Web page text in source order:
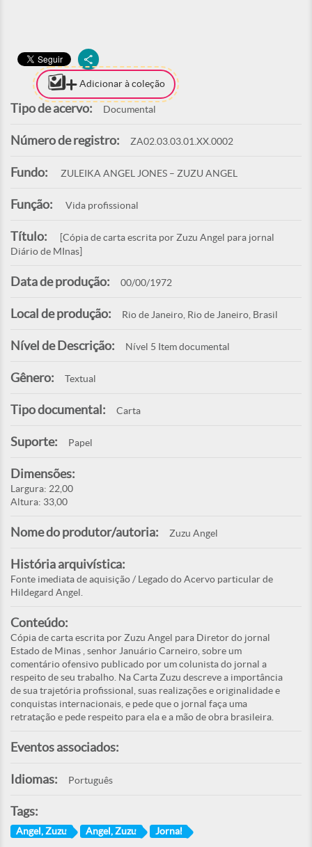
Adicionar à coleção
Tipo de acervo: Documental
Número de registro: ZA02.03.03.01.XX.0002
Fundo: ZULEIKA ANGEL JONES – ZUZU ANGEL
Função: Vida profissional
Título:
[Cópia de carta escrita por Zuzu Angel para jornal
Diário de MInas]
Data de produção: 00/00/1972
Local de produção: Rio de Janeiro, Rio de Janeiro, Brasil
Nível de Descrição: Nível 5 Item documental
Gênero: Textual
Tipo documental: Carta
Suporte: Papel
Dimensões:
Largura: 22,00
Altura: 33,00
Nome do produtor/autoria: Zuzu Angel
História arquivística:
Fonte imediata de aquisição / Legado do Acervo particular de
Hildegard Angel.
Conteúdo:
Cópia de carta escrita por Zuzu Angel para Diretor do jornal
Estado de Minas , senhor Januário Carneiro, sobre um
comentário ofensivo publicado por um colunista do jornal a
respeito de seu trabalho. Na Carta Zuzu descreve a importância
de sua trajetória profissional, suas realizações e originalidade e
conquistas internacionais, e pede que o jornal faça uma
retratação e pede respeito para ela e a mão de obra brasileira.
Eventos associados:
Idiomas: Português
Tags:
Angel, Zuzu Angel, Zuzu Jornal